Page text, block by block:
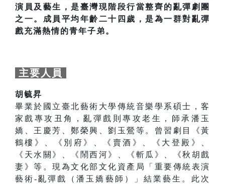
演員及藝生，是臺灣現階段行當整齊的亂彈劇團
之一。成員平均年齡二十四歲，是為一群對亂彈
戲充滿熱情的青年子弟。
主要人員
胡毓昇
畢業於國立臺北藝術大學傳統音樂學系碩士，客
家戲專攻丑角，亂彈戲則專攻老生，師承潘玉
嬌、王慶芳、鄭榮興、劉玉鶯等。曾習劇目《黃
鶴樓》、《別府》、《賣酒》、《大登殿》、
《天水關》、《鬧西河》、《斬瓜》、《秋胡戲
妻》等。現為文化部文化資產局「重要傳統表演
藝術-亂彈戲（潘玉嬌藝師）」結業藝生。此次